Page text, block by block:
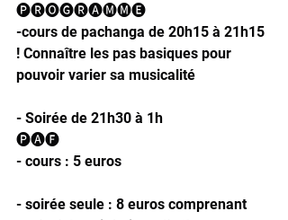
🅟🅡🅞🅖🅡🅐🅜🅜🅔
-cours de pachanga de 20h15 à 21h15
! Connaître les pas basiques pour
pouvoir varier sa musicalité
- Soirée de 21h30 à 1h
🅟🅐🅕
- cours : 5 euros
- soirée seule : 8 euros comprenant